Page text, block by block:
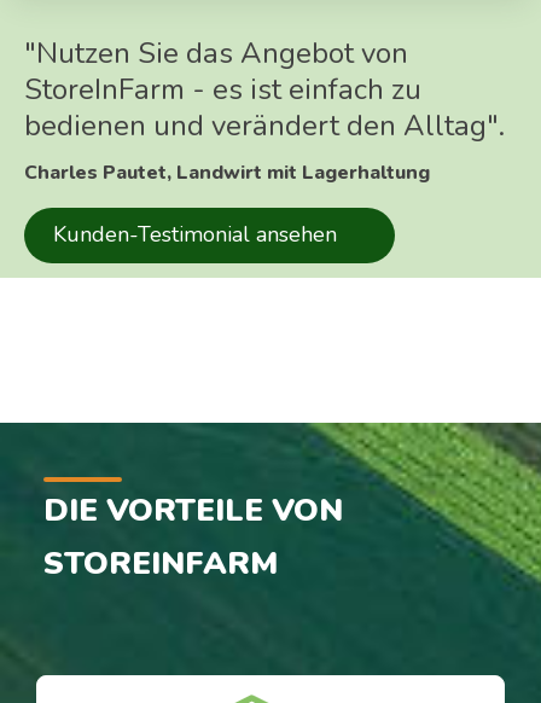
"Nutzen Sie das Angebot von
StoreInFarm - es ist einfach zu
bedienen und verändert den Alltag".
Charles Pautet, Landwirt mit Lagerhaltung
Kunden-Testimonial ansehen
DIE VORTEILE VON
STOREINFARM